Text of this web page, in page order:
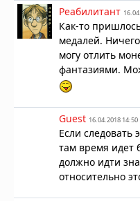
Реабилитант
Как-то
медалей.
могу отлить
фантазиями.
Guest 16.04.2018 14:50
Если следовать
там время идет
должно идти
относительно